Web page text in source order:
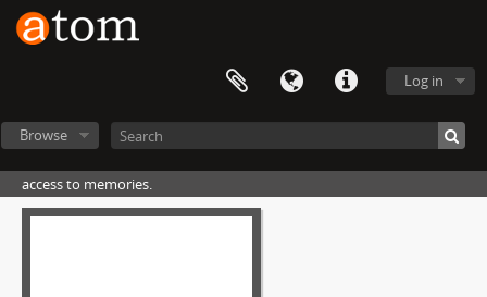
Log in
Browse
access to memories.